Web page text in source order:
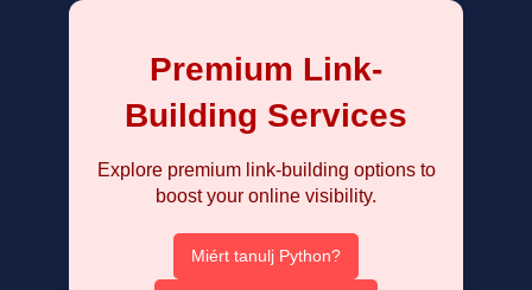
Premium Link-
Building Services
Explore premium link-building options to
boost your online visibility.
Miért tanulj Python?